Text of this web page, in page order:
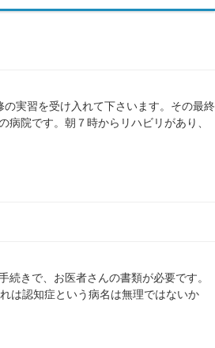
実習を受け入れて下さいます。その最終
院です。朝７時からリハビリがあり、
きで、お医者さんの書類が必要です。
は認知症という病名は無理ではないか